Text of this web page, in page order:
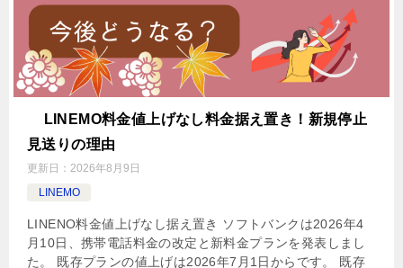
LINEMO料金値上げなし料金据え置き！新規停止
見送りの理由
更新日： 2026年8月9日
LINEMO
LINENO料金値上げなし据え置き ソフトバンクは2026年4
月10日、携帯電話料金の改定と新料金プランを発表しまし
た。 既存プランの値上げは2026年7月1日からです。 既存